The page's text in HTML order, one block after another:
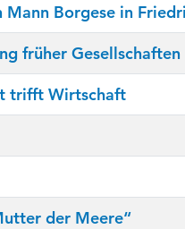
Borgese in
früher Gesellschaften
trifft Wirtschaft
der Meere“